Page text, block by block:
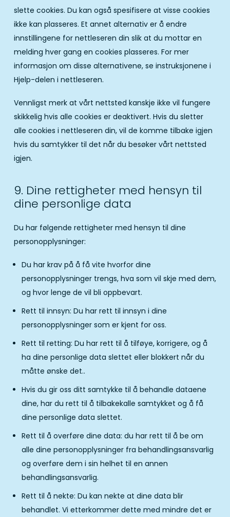
slette cookies. Du kan også spesifisere at visse cookies
ikke kan plasseres. Et annet alternativ er å endre
innstillingene for nettleseren din slik at du mottar en
melding hver gang en cookies plasseres. For mer
informasjon om disse alternativene, se instruksjonene i
Hjelp-delen i nettleseren.
Vennligst merk at vårt nettsted kanskje ikke vil fungere
skikkelig hvis alle cookies er deaktivert. Hvis du sletter
alle cookies i nettleseren din, vil de komme tilbake igjen
hvis du samtykker til det når du besøker vårt nettsted
igjen.
9. Dine rettigheter med hensyn til
dine personlige data
Du har følgende rettigheter med hensyn til dine
personopplysninger:
Du har krav på å få vite hvorfor dine
personopplysninger trengs, hva som vil skje med dem,
og hvor lenge de vil bli oppbevart.
Rett til innsyn: Du har rett til innsyn i dine
personopplysninger som er kjent for oss.
Rett til retting: Du har rett til å tilføye, korrigere, og å
ha dine personlige data slettet eller blokkert når du
måtte ønske det..
Hvis du gir oss ditt samtykke til å behandle dataene
dine, har du rett til å tilbakekalle samtykket og å få
dine personlige data slettet.
Rett til å overføre dine data: du har rett til å be om
alle dine personopplysninger fra behandlingsansvarlig
og overføre dem i sin helhet til en annen
behandlingsansvarlig.
Rett til å nekte: Du kan nekte at dine data blir
behandlet. Vi etterkommer dette med mindre det er